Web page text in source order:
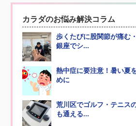
カラダのお悩み解決コラム
歩くたびに股関節が痛む
銀座でシ...
熱中症に要注意！暑い夏
めに
荒川区でゴルフ・テニス
も通える...